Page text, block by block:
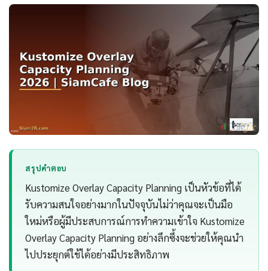
สรุปคำตอบ
Kustomize Overlay Capacity Planning เป็นหัวข้อที่ได้
รับความสนใจอย่างมากในปัจจุบันไม่ว่าคุณจะเป็นมือ
ใหม่หรือผู้มีประสบการณ์การทำความเข้าใจ Kustomize
Overlay Capacity Planning อย่างลึกซึ้งจะช่วยให้คุณนำ
ไปประยุกต์ใช้ได้อย่างมีประสิทธิภาพ